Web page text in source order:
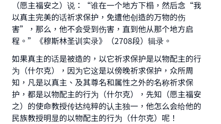
（愿主福安之）说：“谁在一个地方下榻，然后念“我
以真主完美的话祈求保护，免遭他创造的万物的伤
害”，那么，他不会受到伤害，直到他从那个地方启
程。”《穆斯林圣训实录》（2708段）辑录。
如果真主的话是被造的，以它祈求保护是以物配主的行
为（什尔克），因为它这是以傍晚祈求保护，众所周
知，凡是以真主、及其尊名和属性之外的名称祈求保
护，都是以物配主的行为（什尔克），先知（愿主福安
之）的使命教授传达纯粹的认主独一，他怎么会给他的
民族教授明显的以物配主的行为（什尔克）呢！